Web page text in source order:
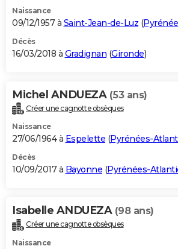
Naissance
09/12/1957 à Saint-Jean-de-Luz (
Décès
16/03/2018 à Gradignan (Gironde)
Michel ANDUEZA (53 ans)
Créer une cagnotte obsèques
Naissance
27/06/1964 à Espelette (Pyrénées-
Décès
10/09/2017 à Bayonne (Pyrénées-
Isabelle ANDUEZA (98 ans)
Créer une cagnotte obsèques
Naissance